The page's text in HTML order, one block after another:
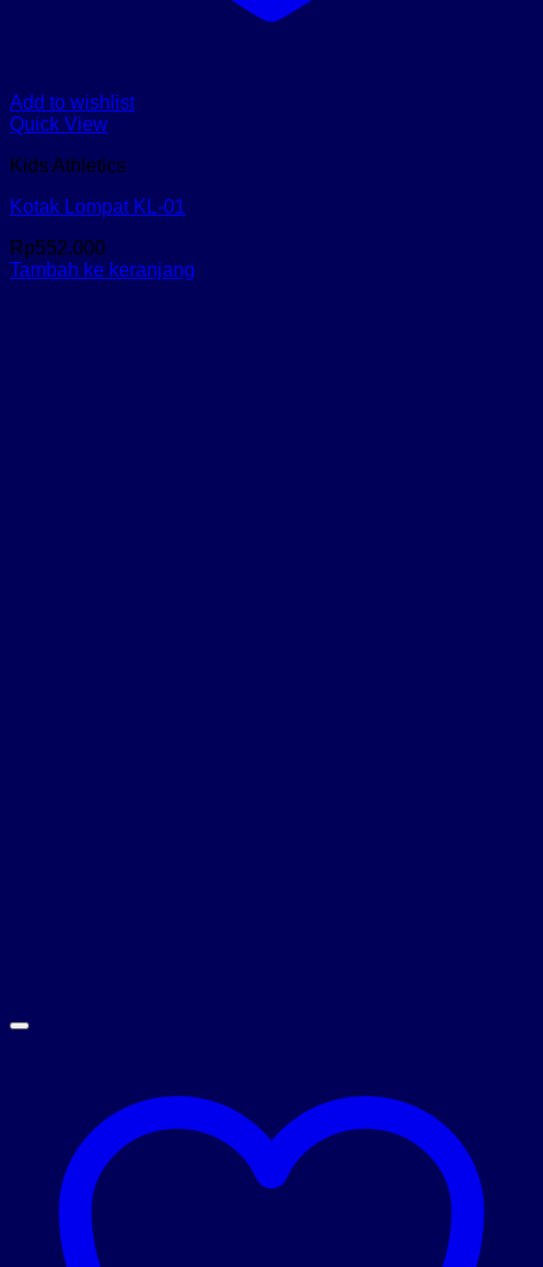
Add to wishlist
Quick View
Kids Athletics
Kotak Lompat KL-01
Rp552.000
Tambah ke keranjang